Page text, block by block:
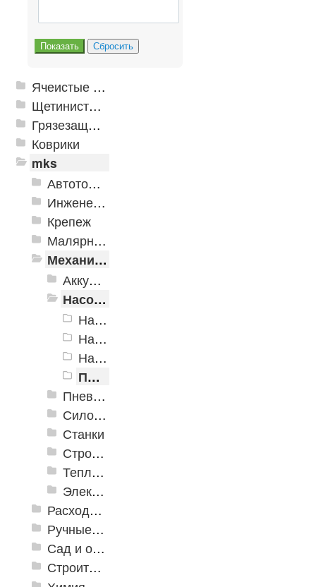
Ячеистые грязезащитные покрытия
Щетинистые покрытия
Грязезащитные, влаговпитывающие покрытия
Коврики
mks
Автотовары
Инженерная сантехника и инструменты
Крепеж
Малярно-штукатурные инструменты
Механизированные инструменты
Аккумуляторный инструмент
Насосное оборудование
Насосные станции
Насосы
Насосы фонтанные
Принадлежности и автоматика для насосов
Пневматика
Силовое оборудование
Станки
Строительное оборудование
Тепло и клининговое оборудование (уборка)
Электроинструменты
Расходные инструменты
Ручные инструменты
Сад и огород
Строительная Химия и принадлежности